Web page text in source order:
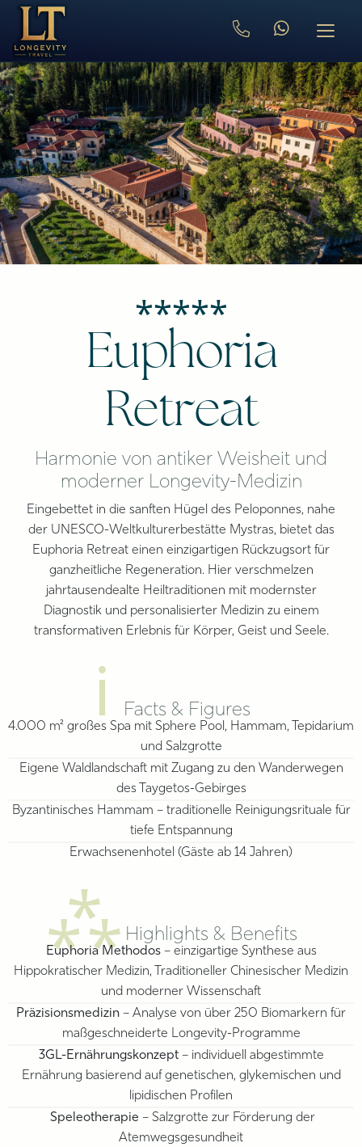
⁎⁎⁎⁎⁎
Euphoria
Retreat
Harmonie von antiker Weisheit und
moderner Longevity-Medizin
Eingebettet in die sanften Hügel des Peloponnes, nahe
der UNESCO-Weltkulturerbestätte Mystras, bietet das
Euphoria Retreat einen einzigartigen Rückzugsort für
ganzheitliche Regeneration. Hier verschmelzen
jahrtausendealte Heiltraditionen mit modernster
Diagnostik und personalisierter Medizin zu einem
transformativen Erlebnis für Körper, Geist und Seele.
ℹ Facts & Figures
4.000 m² großes Spa mit Sphere Pool, Hammam, Tepidarium
und Salzgrotte
Eigene Waldlandschaft mit Zugang zu den Wanderwegen
des Taygetos-Gebirges
Byzantinisches Hammam – traditionelle Reinigungsrituale für
tiefe Entspannung
Erwachsenenhotel (Gäste ab 14 Jahren)
⁂Highlights & Benefits
Euphoria Methodos– einzigartige Synthese aus
Hippokratischer Medizin, Traditioneller Chinesischer Medizin
und moderner Wissenschaft
Präzisionsmedizin – Analyse von über 250 Biomarkern für
maßgeschneiderte Longevity-Programme
3GL-Ernährungskonzept– individuell abgestimmte
Ernährung basierend auf genetischen, glykemischen und
lipidischen Profilen
Speleotherapie – Salzgrotte zur Förderung der
Atemwegsgesundheit